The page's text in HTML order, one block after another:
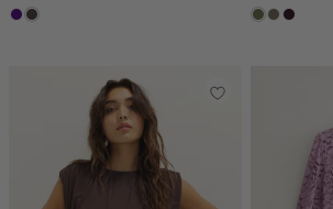
indigochoco
groen,